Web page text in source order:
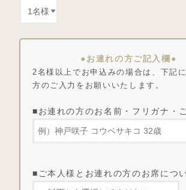
●お連れの方ご記入欄●
2名様以上でお申込みの場合は、下記
方のご入力をお願いいたします。
■お連れの方のお名前・フリガナ・
■ご本人様とお連れの方のお席につ